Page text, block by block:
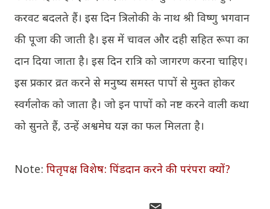
करवट बदलते हैं। इस दिन त्रिलोकी के नाथ श्री विष्णु भगवान
की पूजा की जाती है। इस में चावल और दही सहित रूपा का
दान दिया जाता है। इस दिन रात्रि को जागरण करना चाहिए।
इस प्रकार व्रत करने से मनुष्य समस्त पापों से मुक्त होकर
स्वर्गलोक को जाता है। जो इन पापों को नष्ट करने वाली कथा
को सुनते हैं, उन्हें अश्वमेघ यज्ञ का फल मिलता है।
Note: पितृपक्ष विशेष: पिंडदान करने की परंपरा क्यों?